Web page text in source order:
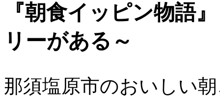
『朝食イッピン物語
リーがある～
那須塩原市のおいしい